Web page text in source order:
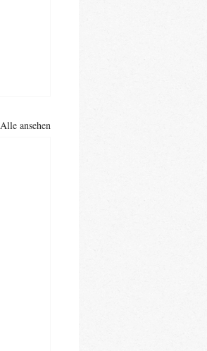
Alle ansehen